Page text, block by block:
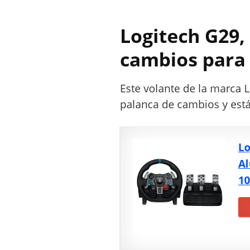
Logitech
cambios para
Este volante de la marca
palanca de cambios y